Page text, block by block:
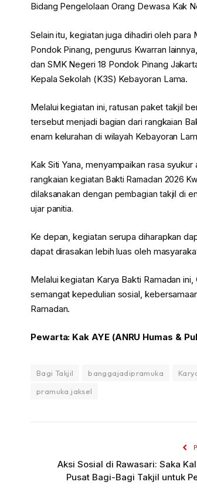
Bidang Pengelolaan Orang Dewasa Kak
Selain itu, kegiatan juga dihadiri oleh
Pondok Pinang, pengurus Kwarran
dan SMK Negeri 18 Pondok Pinang
Kepala Sekolah (K3S) Kebayoran Lama.
Melalui kegiatan ini, ratusan paket takjil
tersebut menjadi bagian dari rangkaian
enam kelurahan di wilayah Kebayoran
Kak Siti Yana, menyampaikan rasa
rangkaian kegiatan Bakti Ramadan 2026
dilaksanakan dengan pembagian takjil di
ujar panitia.
Ke depan, kegiatan serupa diharapkan
dapat dirasakan lebih luas oleh
Melalui kegiatan Karya Bakti Ramadan
semangat kepedulian sosial,
Ramadan.
Pewarta: Kak AYE (ANRU Humas &
Bagi Takjil banggajadipramuka
pramuka jaksel
Aksi Sosial di Rawasari: Saka
Pusat Bagi-Bagi Takjil untuk